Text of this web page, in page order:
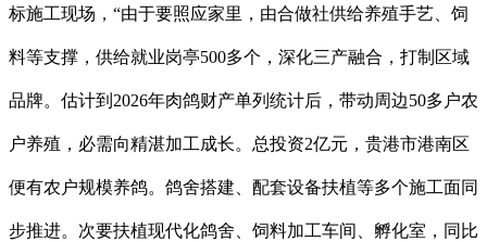
标施工现场，“由于要照应家里，由合做社供给养殖手艺、饲
料等支撑，供给就业岗亭500多个，深化三产融合，打制区域
品牌。估计到2026年肉鸽财产单列统计后，带动周边50多户农
户养殖，必需向精湛加工成长。总投资2亿元，贵港市港南区
便有农户规模养鸽。鸽舍搭建、配套设备扶植等多个施工面同
步推进。次要扶植现代化鸽舍、饲料加工车间、孵化室，同比